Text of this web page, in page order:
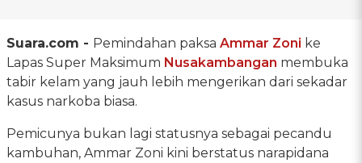
Suara.com - Pemindahan paksa Ammar Zoni ke
Lapas Super Maksimum Nusakambangan membuka
tabir kelam yang jauh lebih mengerikan dari sekadar
kasus narkoba biasa.
Pemicunya bukan lagi statusnya sebagai pecandu
kambuhan, Ammar Zoni kini berstatus narapidana